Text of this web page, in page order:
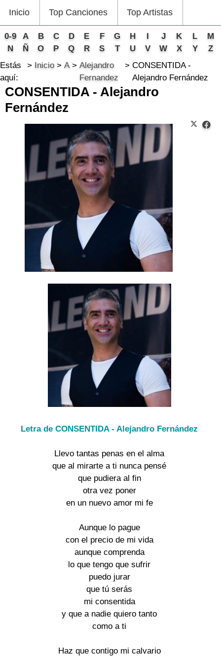
Inicio Top Canciones Top Artistas
0-9 A B C D E F G H I J K L
M
N
Ñ O P Q R S T U V W X Y
Z
Estás
aquí:
Inicio A
Alejandro
Fernandez
CONSENTIDA -
Alejandro Fernández
CONSENTIDA - Alejandro
Fernández
Letra de CONSENTIDA - Alejandro Fernández
Llevo tantas penas en el alma
que al mirarte a ti nunca pensé
que pudiera al fin
otra vez poner
en un nuevo amor mi fe
Aunque lo pague
con el precio de mi vida
aunque comprenda
lo que tengo que sufrir
puedo jurar
que tú serás
mi consentida
y que a nadie quiero tanto
como a ti
Haz que contigo mi calvario